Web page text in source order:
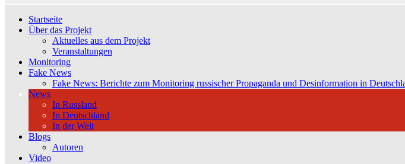
Startseite
Über das Projekt
Aktuelles aus dem Projekt
Veranstaltungen
Monitoring
Fake News
Fake News: Berichte zum Monitoring russischer Propaganda und Desinformation in
News
In Russland
In Deutschland
In der Welt
Blogs
Autoren
Video